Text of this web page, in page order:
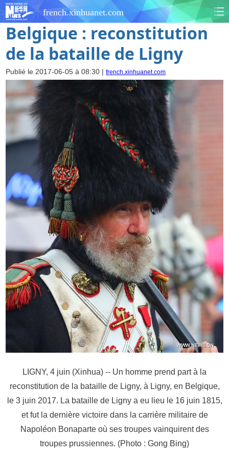
french.xinhuanet.com
Belgique : reconstitution
de la bataille de Ligny
Publié le 2017-06-05 à 08:30 |french.xinhuanet.com
LIGNY, 4 juin (Xinhua) -- Un homme prend part à la
reconstitution de la bataille de Ligny, à Ligny, en Belgique,
le 3 juin 2017. La bataille de Ligny a eu lieu le 16 juin 1815,
et fut la dernière victoire dans la carrière militaire de
Napoléon Bonaparte où ses troupes vainquirent des
troupes prussiennes. (Photo : Gong Bing)